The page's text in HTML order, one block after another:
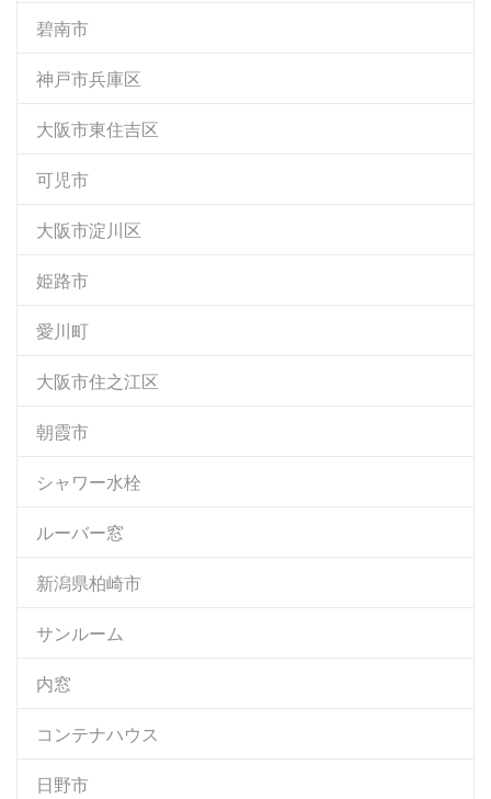
碧南市
神戸市兵庫区
大阪市東住吉区
可児市
大阪市淀川区
姫路市
愛川町
大阪市住之江区
朝霞市
シャワー水栓
ルーバー窓
新潟県柏崎市
サンルーム
内窓
コンテナハウス
日野市